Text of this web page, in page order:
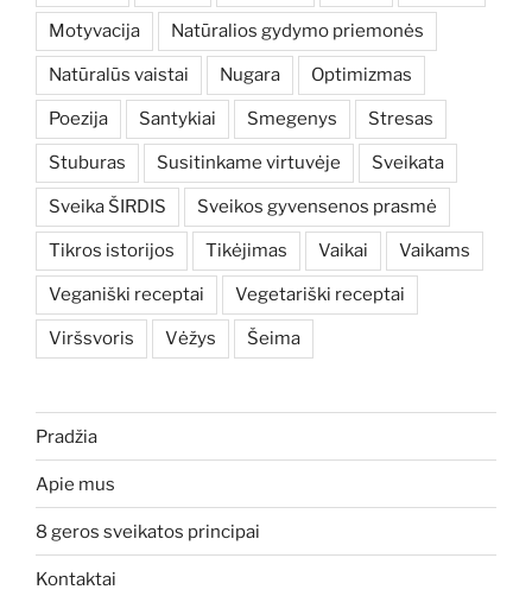
Motyvacija Natūralios gydymo priemonės
Natūralūs vaistai Nugara Optimizmas
Poezija Santykiai Smegenys Stresas
Stuburas Susitinkame virtuvėje Sveikata
Sveika ŠIRDIS Sveikos gyvensenos prasmė
Tikros istorijos Tikėjimas Vaikai Vaikams
Veganiški receptai Vegetariški receptai
Viršsvoris Vėžys Šeima
Pradžia
Apie mus
8 geros sveikatos principai
Kontaktai